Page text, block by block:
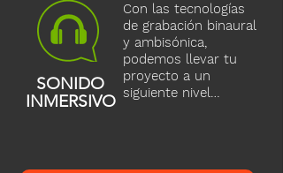
SONIDO
INMERSIVO
Con las tecnologías
de grabación binaural
y ambisónica,
podemos llevar tu
proyecto a un
siguiente nivel…